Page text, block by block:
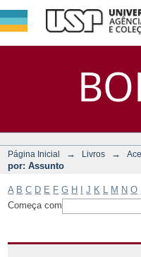
DSpace/
Página Inicial → Livros →
por: Assunto
A B C D E F G H J K M N O
Começa com